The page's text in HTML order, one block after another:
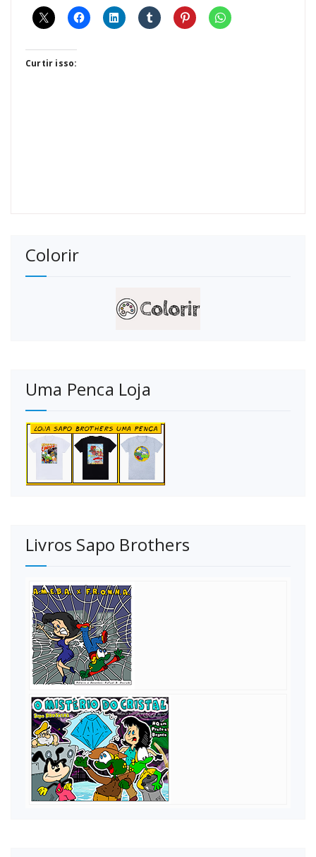
Curtir isso:
Colorir
Uma Penca Loja
Livros Sapo Brothers